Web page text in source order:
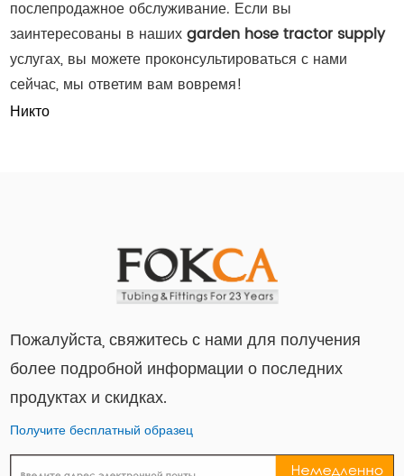
послепродажное обслуживание. Если вы
заинтересованы в нашихgarden hose tractor supply
услугах, вы можете проконсультироваться с нами
сейчас, мы ответим вам вовремя!
Никто
Пожалуйста, свяжитесь с нами для получения
более подробной информации о последних
продуктах и ​​скидках.
Получите бесплатный образец